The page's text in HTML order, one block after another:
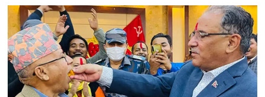
प्रविधि
खेलकुद
अन्य